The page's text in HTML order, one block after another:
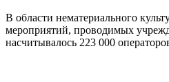
В области нематериального
мероприятий, проводимых
насчитывалось 223 000